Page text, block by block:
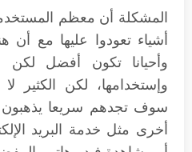
المشكلة أن معظم
أشياء تعودوا عليها مع أن
وأحيانا تكون أفضل
وإستخدامها، لكن الكثير
سوف تجدهم سريعا
أخرى مثل خدمة البريد